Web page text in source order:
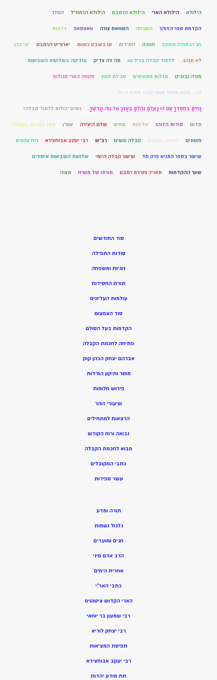
הילולא הילולא הארי הילולא הרמבם הילולא הרמח"ל המלך
הקדמת ספר הזוהר השגחה השוואת צורה וואטסאפ זדונות
חג הגאולה תשפב חנוכה חסידות טו בשבט כוונות יארצייט הרמבם יוני כהן
לֹא תִגְנֹב. ללמוד קבלה בגיל 40 מה זה צדיק מוזיקה בשלושת השבועות
מורה נבוכים מזלות מתאימים מכירת חמץ מקווה הארי סגולות
נה – אבא שאול אומר קובר מתים הייתי
נָחִיתָ בְחַסְדְּךָ עַם זוּ גָּאָלְתָּ נֵהַלְתָּ בְעָזְּךָ אֶל נְוֵה קָדְשֶׁךָ. נשים יכולות ללמוד קבלה?
סדום סודות הזוהר סליחות סמים עולם היצירה עש"ן עשר המכות בקבלה
פוטונים פטירת הרמבם קבלה ונשים רב"ש רבי יעקב אבוחצירא רוח צפונית
שיעור בספר התניא פרק מד שיעור קבלה היומי שלושת השבועות איסורים
שער ההקדמות תאריך פטירת רמבם תורתו של משיח תצוה
סוד החודשים
סודות התפילה
זוגיות ומשפחה
תורת החסידות
עולמות העליונים
סוד הצמצום
הקדמות בעל הסולם
פתיחה לחכמת הקבלה
אברהם יצחק הכהן קוק
מוסר ותיקון המידות
פירוש חלומות
שיעורי זוהר
הרצאות למתחילים
נבואה ורוח הקודש
מבוא לחכמת הקבלה
כתבי המקובלים
עשר ספירות
תורה ומדע
גלגול נשמות
חגים ומועדים
הרב אדם סיני
אחרית הימים
כתבי האר”י
הארי הקדוש ציטוטים
רבי שמעון בר יוחאי
רבי יצחק לוריא
תפיסת המציאות
רבי יעקב אבוחצירא
תת מודע יהדות